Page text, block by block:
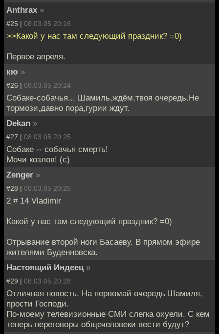
Anthrax »
#25 | 08.03.05 20:16
>>Какой у нас там следующий праздник? =0)
Первое апреля.
кю »
#26 | 08.03.05 20:24
Собаке-собачья... Шамиль,ждём,твоя очередь.Не
тормози,давно пора,гурии ждут.
Dekan »
#27 | 08.03.05 20:25
Собаке -- собачья смерть!
Мочи козлов! (с)
Zenger »
#28 | 08.03.05 20:25
2 # 14 Vladimir
Какой у нас там следующий праздник? =0)
Отрывание второй ноги Басаеву. В прямом эфире
жителями Буденновска.
Настоящий Индеец »
#29 | 08.03.05 20:28
Отличная новость. На первомай очередь Шамиля,
прости Господи.
По-моему телевизионные СМИ слегка охуели. С кем
теперь переговоры общечеловеки вести будут?